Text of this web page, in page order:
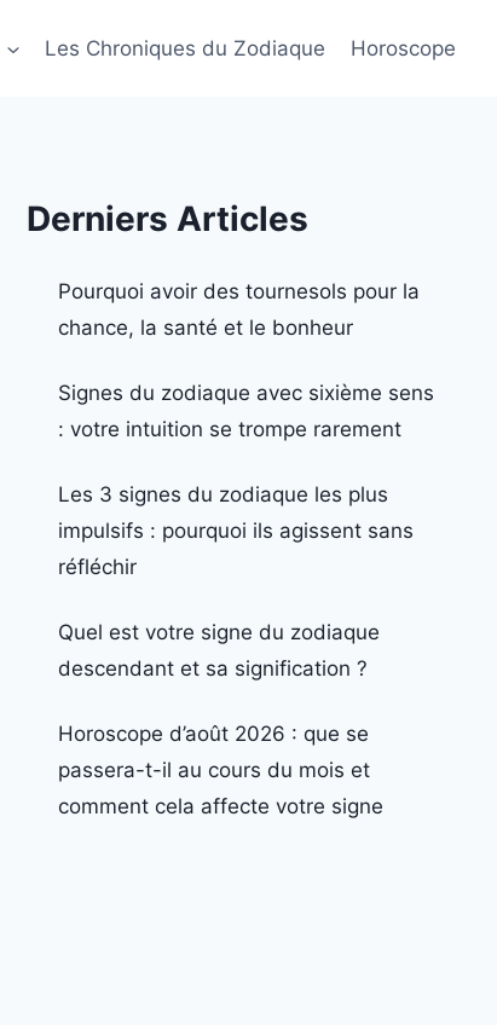
Les Chroniques du Zodiaque Horoscope
Derniers Articles
Pourquoi avoir des tournesols pour la
chance, la santé et le bonheur
Signes du zodiaque avec sixième sens
: votre intuition se trompe rarement
Les 3 signes du zodiaque les plus
impulsifs : pourquoi ils agissent sans
réfléchir
Quel est votre signe du zodiaque
descendant et sa signification ?
Horoscope d’août 2026 : que se
passera-t-il au cours du mois et
comment cela affecte votre signe